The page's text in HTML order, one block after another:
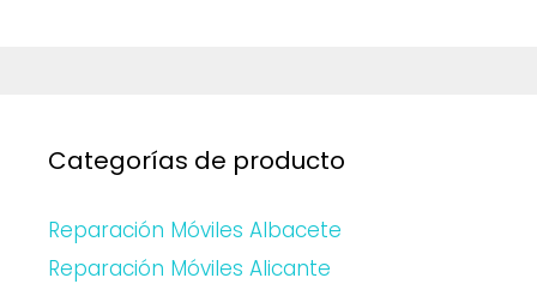
Categorías de producto
Reparación Móviles Albacete
Reparación Móviles Alicante